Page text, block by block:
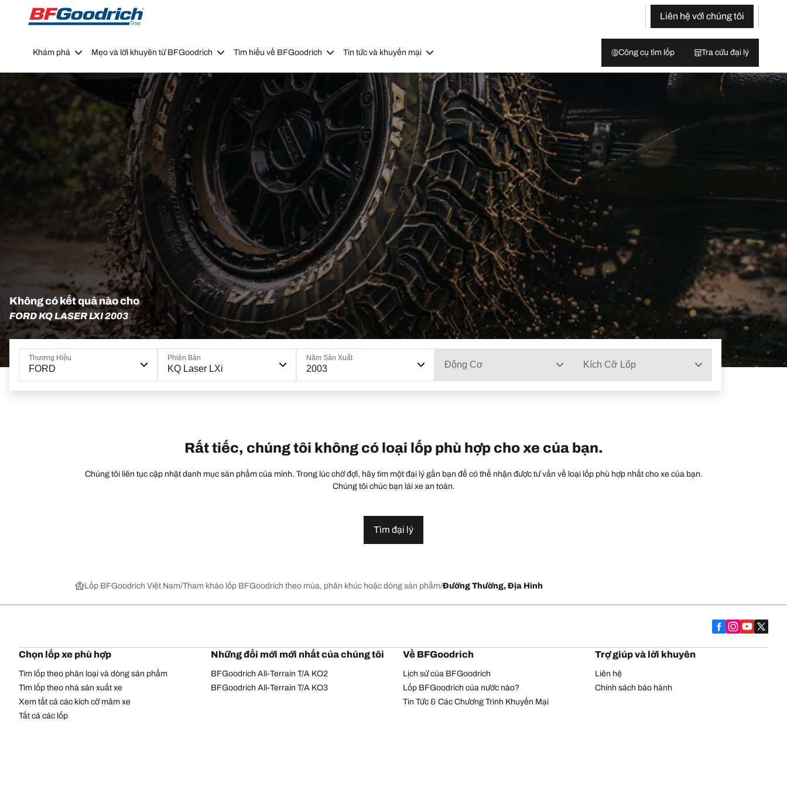
Go to page content
Go to page navigation
Liên hệ với chúng tôi
Khám phá Mẹo và lời khuyên từ BFGoodrich Tìm hiểu về BFGoodrich Tin tức và khuyến mại Công cụ tìm lốp Tra cứu đại lý
Không có kết quả nào cho
FORD KQ LASER LXI 2003
Thương Hiệu
FORD
Phiên Bản
KQ Laser LXi
Năm Sản Xuất
2003 Động Cơ Kích Cỡ Lốp
Rất tiếc, chúng tôi không có loại lốp phù hợp cho xe của bạn.
Chúng tôi liên tục cập nhật danh mục sản phẩm của mình. Trong lúc chờ đợi, hãy tìm một đại lý gần bạn để có thể nhận được tư vấn về loại lốp phù hợp nhất cho xe của bạn.
Chúng tôi chúc bạn lái xe an toàn.
Tìm đại lý
Lốp BFGoodrich Việt Nam Tham khảo lốp BFGoodrich theo mùa, phân khúc hoặc dòng sản phẩm Đường Thường, Địa Hình
Chọn lốp xe phù hợp
Tìm lốp theo phân loại và dòng sản phẩm
Tìm lốp theo nhà sản xuất xe
Xem tất cả các kích cỡ mâm xe
Tất cả các lốp
Những đổi mới mới nhất của chúng tôi
BFGoodrich All-Terrain T/A KO2
BFGoodrich All-Terrain T/A KO3
Về BFGoodrich
Lịch sử của BFGoodrich
Lốp BFGoodrich của nước nào?
Tin Tức & Các Chương Trình Khuyến Mại
Trợ giúp và lời khuyên
Liên hệ
Chính sách bảo hành